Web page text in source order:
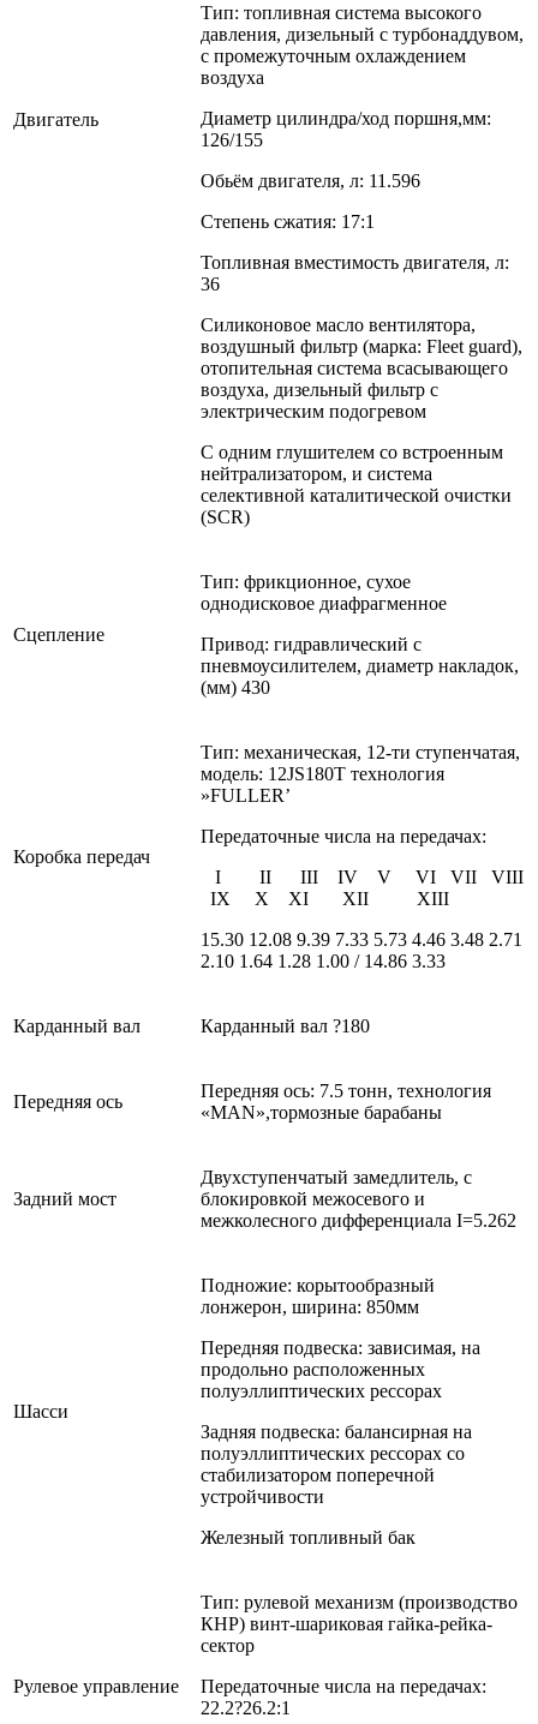
Двигатель
Тип: топливная система высокого
давления, дизельный с турбонаддувом,
с промежуточным охлаждением
воздуха
Диаметр цилиндра/ход поршня,мм:
126/155
Обьём двигателя, л: 11.596
Степень сжатия: 17:1
Топливная вместимость двигателя, л:
36
Силиконовое масло вентилятора,
воздушный фильтр (марка: Fleet guard),
отопительная система всасывающего
воздуха, дизельный фильтр с
электрическим подогревом
С одним глушителем со встроенным
нейтрализатором, и система
селективной каталитической очистки
(SCR)
Сцепление
Тип: фрикционное, сухое
однодисковое диафрагменное
Привод: гидравлический с
пневмоусилителем, диаметр накладок,
(мм) 430
Коробка передач
Тип: механическая, 12-ти ступенчатая,
модель: 12JS180T технология
»FULLER’
Передаточные числа на передачах:
I II III IV V VI VII VIII
IX X XI XII XIII
15.30 12.08 9.39 7.33 5.73 4.46 3.48 2.71
2.10 1.64 1.28 1.00 / 14.86 3.33
Карданный вал Карданный вал ?180
Передняя ось
Передняя ось: 7.5 тонн, технология
«MAN»,тормозные барабаны
Задний мост
Двухступенчатый замедлитель, с
блокировкой межосевого и
межколесного дифференциала I=5.262
Шасси
Подножие: корытообразный
лонжерон, ширина: 850мм
Передняя подвеска: зависимая, на
продольно расположенных
полуэллиптических рессорах
Задняя подвеска: балансирная на
полуэллиптических рессорах со
стабилизатором поперечной
устройчивости
Железный топливный бак
Рулевое управление
Тип: рулевой механизм (производство
КНР) винт-шариковая гайка-рейка-
сектор
Передаточные числа на передачах:
22.2?26.2:1